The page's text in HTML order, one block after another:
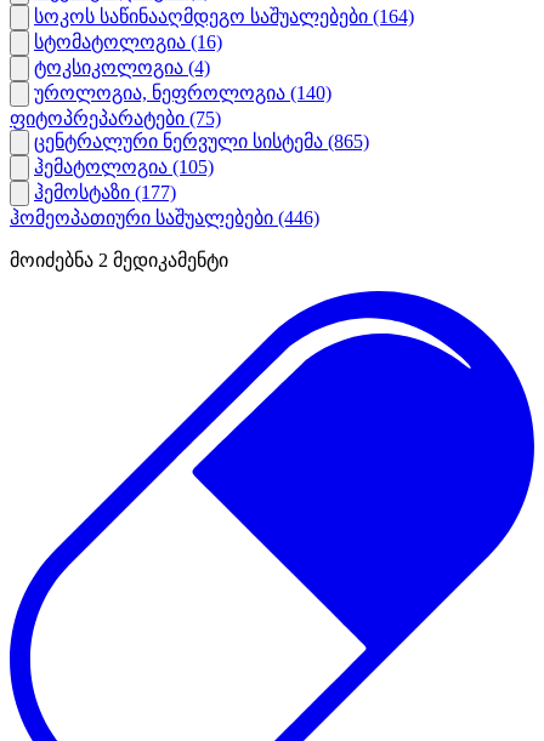
სოკოს საწინააღმდეგო საშუალებები (164)
სტომატოლოგია (16)
ტოკსიკოლოგია (4)
უროლოგია, ნეფროლოგია (140)
ფიტოპრეპარატები (75)
ცენტრალური ნერვული სისტემა (865)
ჰემატოლოგია (105)
ჰემოსტაზი (177)
ჰომეოპათიური საშუალებები (446)
მოიძებნა 2 მედიკამენტი